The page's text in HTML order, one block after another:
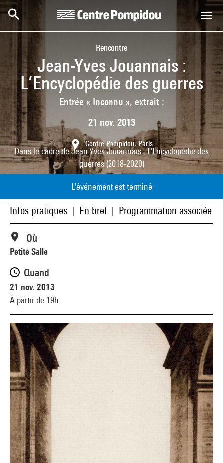
Aller au contenu principal
Centre Pompidou
Rencontre
Jean-Yves Jouannais :
L’Encyclopédie des guerres
Entrée « Inconnu », extrait :
21 nov. 2013
Centre Pompidou, Paris
Dans le cadre deJean-Yves Jouannais : L'Encyclopédie des
guerres (2018-2020)
L'événement est terminé
Infos pratiques En bref Programmation associée
Où
Petite Salle
Quand
21 nov. 2013
À partir de 19h